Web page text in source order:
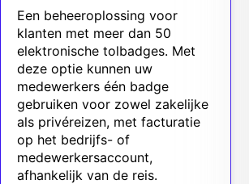
Een beheeroplossing voor
klanten met meer dan 50
elektronische tolbadges. Met
deze optie kunnen uw
medewerkers één badge
gebruiken voor zowel zakelijke
als privéreizen, met facturatie
op het bedrijfs- of
medewerkersaccount,
afhankelijk van de reis.